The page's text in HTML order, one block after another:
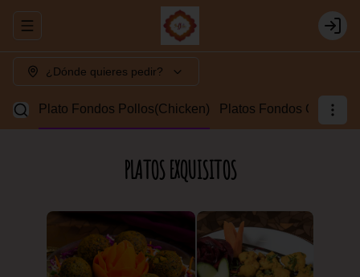
Abrir menu de navegación Login
¿Dónde quieres pedir?
Plato Fondos Pollos(Chicken) Platos Fondos
PLATOS EXQUISITOS